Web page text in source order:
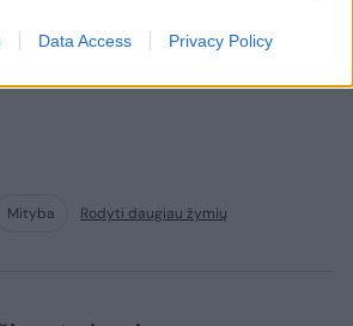
Data Access Privacy Policy
galima skanauti.
Mityba Rodyti daugiau žymių